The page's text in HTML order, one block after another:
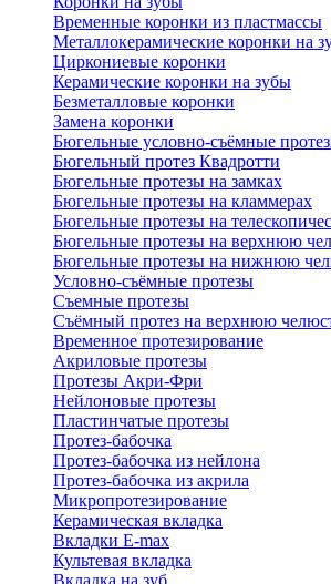
Временные коронки из пластмассы
Металлокерамические коронки на
Циркониевые коронки
Керамические коронки на зубы
Безметалловые коронки
Замена коронки
Бюгельные условно-съёмные
Бюгельный протез Квадротти
Бюгельные протезы на замках
Бюгельные протезы на кламмерах
Бюгельные протезы на
Бюгельные протезы на верхнюю
Бюгельные протезы на нижнюю
Условно-съёмные протезы
Съемные протезы
Съёмный протез на верхнюю
Временное протезирование
Акриловые протезы
Протезы Акри-Фри
Нейлоновые протезы
Пластинчатые протезы
Протез-бабочка
Протез-бабочка из нейлона
Протез-бабочка из акрила
Микропротезирование
Керамическая вкладка
Вкладки E-max
Культевая вкладка
Вкладка на зуб